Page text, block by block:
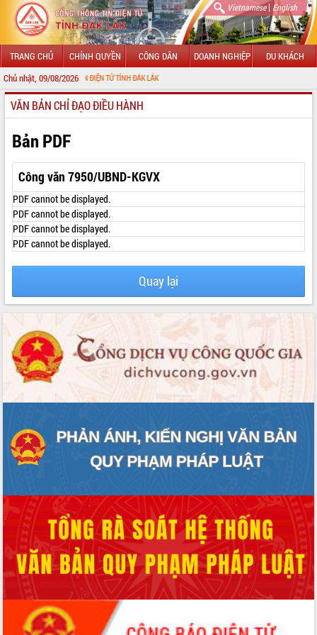
Vietnamese| English
TRANG CHỦ CHÍNH QUYỀN CÔNG DÂN DOANH NGHIỆP DU KHÁCH
Chủ nhật, 09/08/2026
THÔNG TIN ĐIỆN TỬ TỈNH ĐẮK LẮK
GIỚI THIỆU
LÃNH ĐẠO UBND TỈNH
TIN TỨC SỰ KIỆN
SỞ, BAN, NGÀNH
UBND CÁC XÃ, PHƯỜNG
THÔNG TIN CHỈ ĐẠO ĐIỀU HÀNH
VĂN BẢN HĐND TỈNH
ĐIỂM TIN VĂN BẢN
QUY HOẠCH - KẾ HOẠCH
VĂN BẢN CHỈ ĐẠO ĐIỀU HÀNH
Bản PDF
Công văn 7950/UBND-KGVX
PDF cannot be displayed.
PDF cannot be displayed.
PDF cannot be displayed.
PDF cannot be displayed.
Quay lại